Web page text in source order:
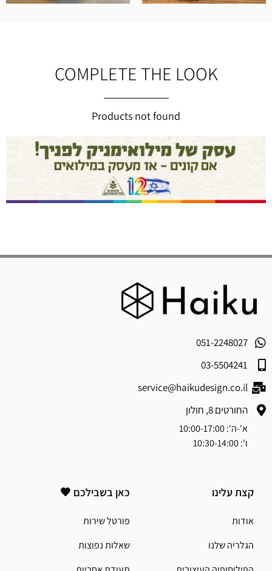
COMPLETE THE LOOK
Products not found
051-2248027
03-5504241
service@haikudesign.co.il
החורטים 8, חולון
א'-ה': 10:00-17:00
ו': 10:30-14:00
קצת עלינו
אודות
הגלריה שלנו
כאן בשבילכם 🖤
פורטל שירות
שאלות נפוצות